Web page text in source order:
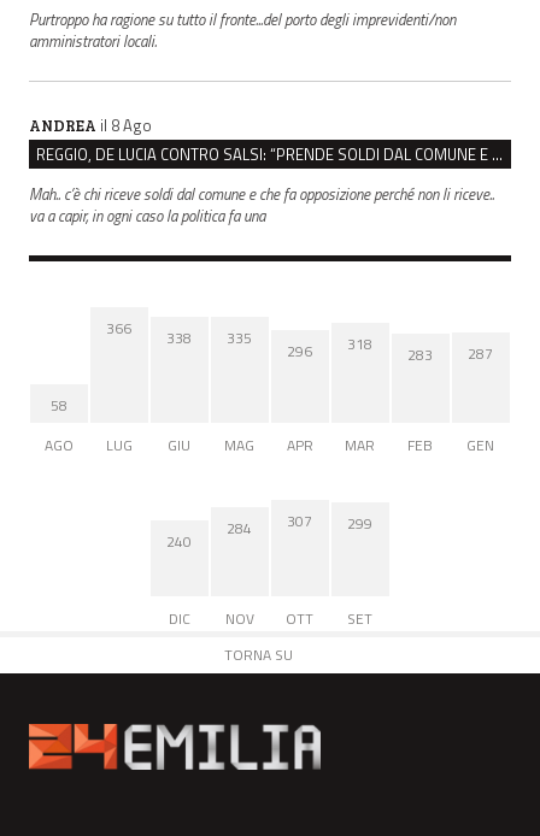
Purtroppo ha ragione su tutto il fronte...del porto degli imprevidenti/non
amministratori locali.
ANDREA il 8 Ago
REGGIO, DE LUCIA CONTRO SALSI: “PRENDE SOLDI DAL COMUNE E DIFFONDE FAKE NEWS”
Mah.. c’è chi riceve soldi dal comune e che fa opposizione perché non li riceve..
va a capir, in ogni caso la politica fa una
58
AGO
366
LUG
338
GIU
335
MAG
296
APR
318
MAR
283
FEB
287
GEN
240
DIC
284
NOV
307
OTT
299
SET
TORNA SU